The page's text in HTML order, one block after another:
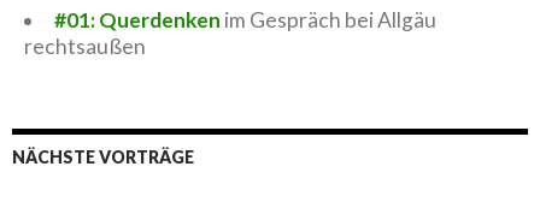
#01: Querdenken im Gespräch bei Allgäu
rechtsaußen
NÄCHSTE VORTRÄGE